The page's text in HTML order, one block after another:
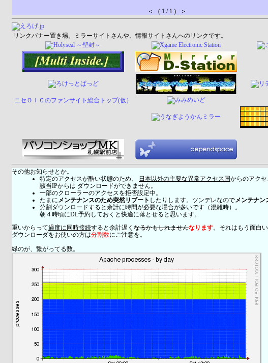
＜ ( 1 / 1 ) ＞
リンクバナー置き場。ミラーサイトさんや、情報サイトさんへのリンクです。
ニセＯＩＣのファンサイト総合トップ(仮）
その他お知らせとか。
特定のアクセスが酷い状態のため、
日本以外の主要な異常アクセス国からのアクセ
該当IPからは ダウンロードができません。
一部のクローラーのアクセスを拒否設定中。
たまにメンテナンスのため突然リブート したりします。ツンデレなのでメンテナン
分割ダウンロードすると余計に時間が必要な場合が多いです（混雑時）。
朝４時頃にDL予約しておくと快適に落とせると思います。
重いからって過度に同時接続すると余計遅く なるかもしれませんなります。それはもう面白
ダウンローダをお使いの方は分割数にご注意を。
緑のが、繋がってる数。